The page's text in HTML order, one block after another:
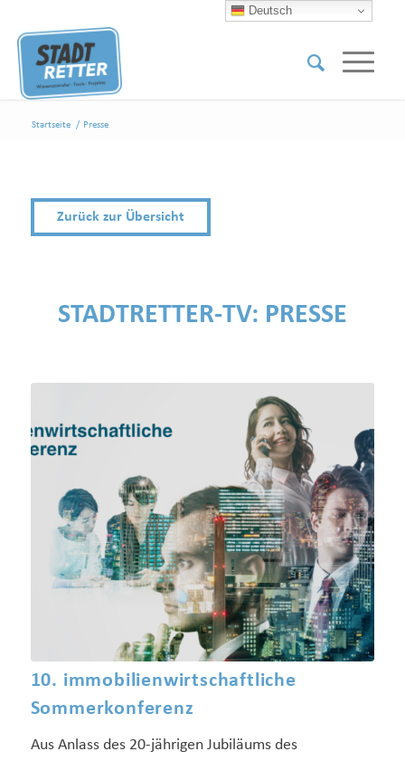
Startseite / Presse
Zurück zur Übersicht
STADTRETTER-TV: PRESSE
10. immobilienwirtschaftliche
Sommerkonferenz
Aus Anlass des 20-jährigen Jubiläums des
Deutsch